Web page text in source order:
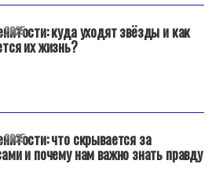
куда уходят звёзды и как
их жизнь?
2025
что скрывается за
и почему нам важно знать правду
2025